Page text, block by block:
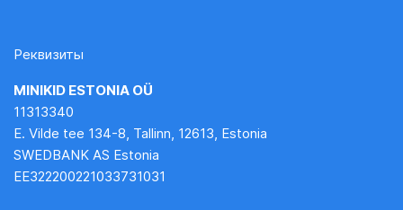
Реквизиты
MINIKID ESTONIA OÜ
11313340
E. Vilde tee 134-8, Tallinn, 12613, Estonia
SWEDBANK AS Estonia
EE322200221033731031